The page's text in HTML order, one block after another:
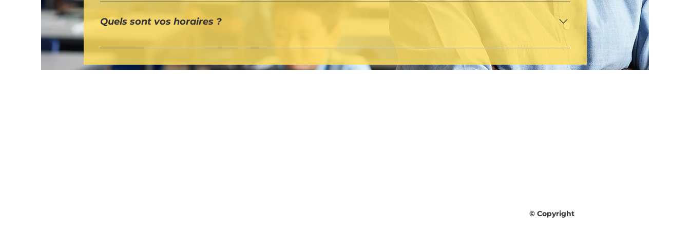
Quels sont vos horaires ?
Nous sommes ouverts durant les heures de bureau. Certains centres organisent des plages de permanence
téléphonique. Vous trouverez plus d’informations à ce sujet sur les pages de chacun des centres. Nous sommes
fermés les week-ends et durant les congés scolaires (excepté en début juillet et fin août).
© Copyright